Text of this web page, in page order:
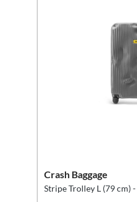
Crash Baggage
Stripe Trolley L (79 cm)